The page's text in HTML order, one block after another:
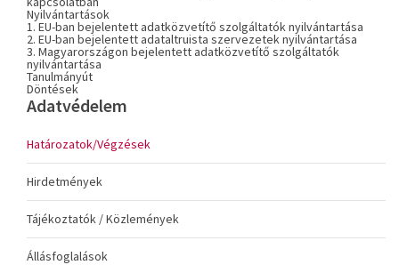
Nyilvántartások
1. EU-ban bejelentett adatközvetítő szolgáltatók nyilvántartása
2. EU-ban bejelentett adataltruista szervezetek nyilvántartása
3. Magyarországon bejelentett adatközvetítő szolgáltatók
nyilvántartása
Tanulmányút
Döntések
Adatvédelem
Határozatok/Végzések
Hirdetmények
Tájékoztatók / Közlemények
Állásfoglalások